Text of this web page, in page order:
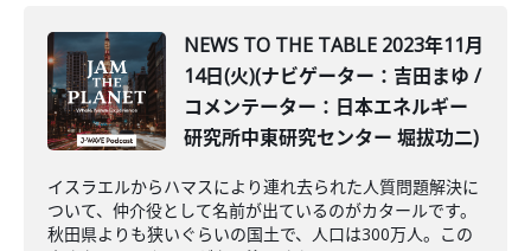
NEWS TO THE TABLE 2023年11月
14日(火)(ナビゲーター：吉田まゆ /
コメンテーター：日本エネルギー
研究所中東研究センター 堀拔功二)
イスラエルからハマスにより連れ去られた人質問題解決に
ついて、仲介役として名前が出ているのがカタールです。
秋田県よりも狭いぐらいの国土で、人口は300万人。この